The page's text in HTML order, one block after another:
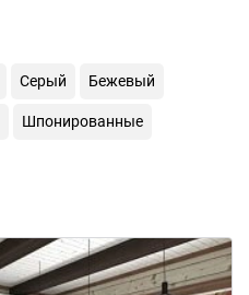
Серый Бежевый
Шпонированные